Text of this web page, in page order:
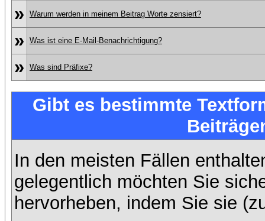
» Warum werden in meinem Beitrag Worte zensiert?
» Was ist eine E-Mail-Benachrichtigung?
» Was sind Präfixe?
Gibt es bestimmte
In den meisten Fällen
gelegentlich möchten Sie
hervorheben, indem Sie sie